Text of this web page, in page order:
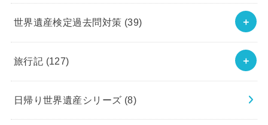
世界遺産検定過去問対策 (39)
旅行記 (127)
日帰り世界遺産シリーズ (8)